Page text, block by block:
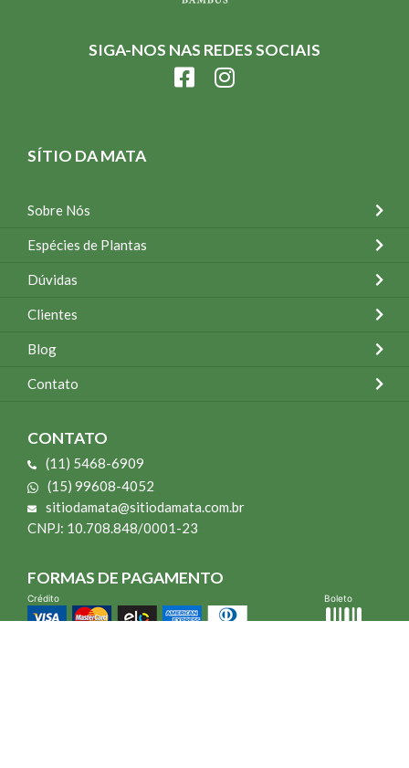
SIGA-NOS NAS REDES SOCIAIS
SÍTIO DA MATA
Sobre Nós
Espécies de Plantas
Dúvidas
Clientes
Blog
Contato
CONTATO
(11) 5468-6909
(15) 99608-4052
sitiodamata@sitiodamata.com.br
CNPJ: 10.708.848/0001-23
FORMAS DE PAGAMENTO
Crédito Boleto